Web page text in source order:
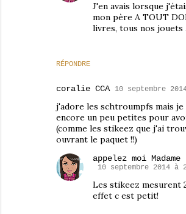
RÉPONDRE
J'en avais lorsque
mon père A TOUT
livres, tous nos jouets
coralie CCA 10 septembre
j'adore les schtroumpfs mais
encore un peu petites pour
(comme les stikeez que j'ai
ouvrant le paquet !!)
appelez moi Madame
10 septembre 2014 à
Les stikeez mesurent
effet c est petit!